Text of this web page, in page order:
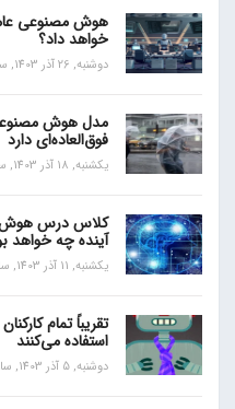
هوش مصنوعی
خواهد داد؟
دوشنبه, 26 آذر 1403, ساعت 17:57
مدل هوش
فوق‌العاده‌ای دارد
یکشنبه, 18 آذر 1403, ساعت 9:20
کلاس درس هوش
آینده چه خواهد
یکشنبه, 11 آذر 1403, ساعت 19:48
استفاده می‌کنند
دوشنبه, 5 آذر 1403, ساعت 20:29